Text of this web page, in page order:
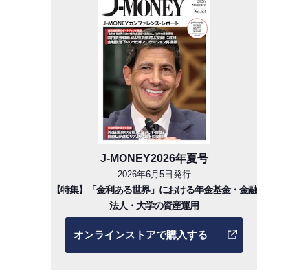
J-MONEY2026年夏号
2026年6月5日発行
【特集】「金利ある世界」における年金基金・金融
法人・大学の資産運用
オンラインストアで購入する